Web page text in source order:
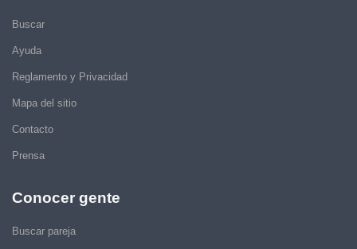
Buscar
Ayuda
Reglamento y Privacidad
Mapa del sitio
Contacto
Prensa
Conocer gente
Buscar pareja